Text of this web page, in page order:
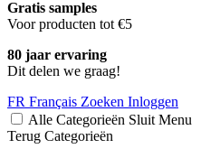
Gratis samples
Voor producten tot €5
80 jaar ervaring
Dit delen we graag!
FR Français Zoeken Inloggen
Alle Categorieën Sluit Menu
Terug Categorieën